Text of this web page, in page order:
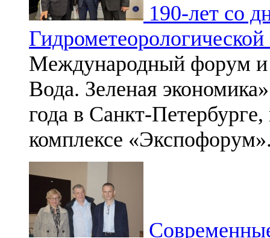
190-лет со
Международный форум и
Вода. Зеленая
года в Санкт-
комплексе